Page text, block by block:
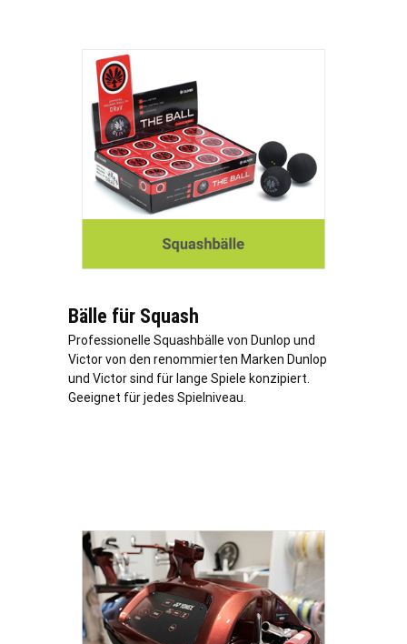
Bälle für Squash
Professionelle Squashbälle von Dunlop und
Victor von den renommierten Marken Dunlop
und Victor sind für lange Spiele konzipiert.
Geeignet für jedes Spielniveau.